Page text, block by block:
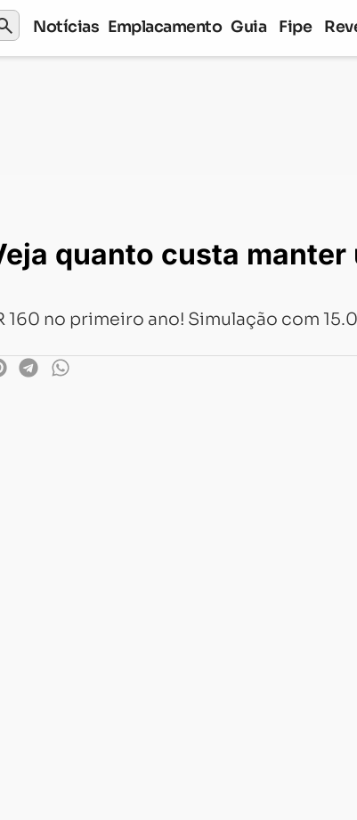
Notícias Emplacamento Guia Fipe
uma Haojue DR 160 0km
quanto custa manter
no primeiro ano! Simulação com